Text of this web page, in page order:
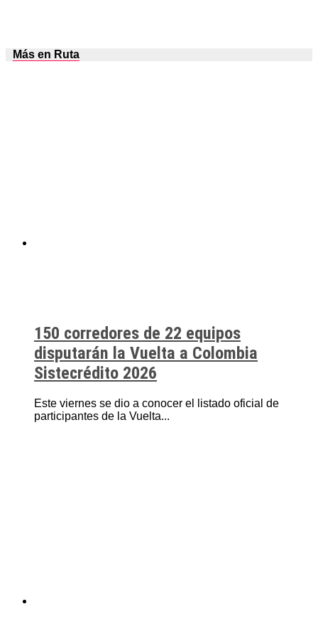
Más en Ruta
150 corredores de 22 equipos
disputarán la Vuelta a Colombia
Sistecrédito 2026
Este viernes se dio a conocer el listado oficial de
participantes de la Vuelta...